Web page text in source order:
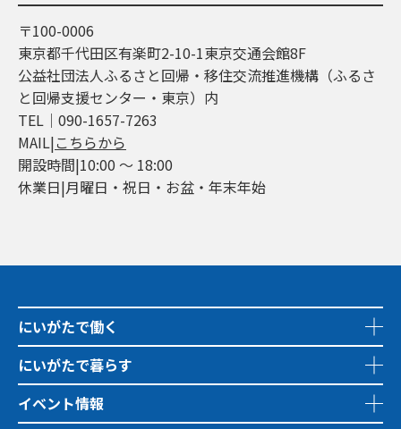
〒100-0006
東京都千代田区有楽町2-10-1東京交通会館8F
公益社団法人ふるさと回帰・移住交流推進機構（ふるさ
と回帰支援センター・東京）内
TEL│090-1657-7263
MAIL|こちらから
開設時間|10:00 ～ 18:00
休業日|月曜日・祝日・お盆・年末年始
にいがたで働く
にいがたで暮らす
イベント情報